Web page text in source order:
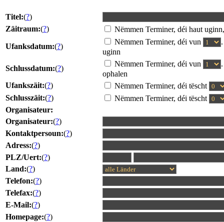
Titel:(?)
Zäitraum:(?)
Nëmmen Terminer, déi haut
Ufanksdatum:(?)
Nëmmen Terminer, déi vun
uginn
Schlussdatum:(?)
Nëmmen Terminer, déi vun
ophalen
Ufankszäit:(?)
Nëmmen Terminer, déi tëscht
Schlusszäit:(?)
Nëmmen Terminer, déi tëscht
Organisateur:
Organisateur:(?)
Kontaktpersoun:(?)
Adress:(?)
PLZ/Uert:(?)
Land:(?)
Telefon:(?)
Telefax:(?)
E-Mail:(?)
Homepage:(?)